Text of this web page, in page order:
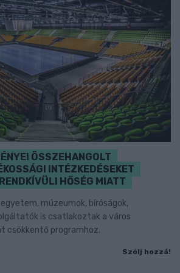
ÖSSZEHANGOLT
INTÉZKEDÉSEKET
HŐSÉG MIATT
múzeumok, bíróságok,
is csatlakoztak a város
csökkentő programhoz.
Szólj hozzá!